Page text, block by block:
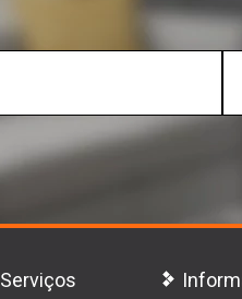
Serviços